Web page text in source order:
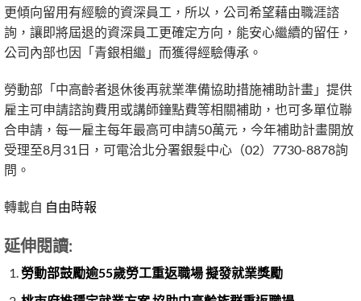
更傾向留用有經驗的資深員工，所以，公司希望藉由職涯諮
詢，讓即將屆退的資深員工更確定方向，能安心繼續的留任，
公司內部也因「青銀相繼」而獲得經驗傳承。
勞動部「中高齡者退休後再就業準備協助措施補助計畫」提供
雇主可申請諮詢費用或講師鐘點費等相關補助，也可多單位聯
合申請，每一雇主每年最高可申請50萬元，今年補助計畫開放
受理至8月31日，可電洽北分署銀髮中心（02）7730-8878詢
問。
轉載自 自由時報
延伸閱讀:
勞動部鼓勵逾55歲勞工重返職場 擬發就業獎勵